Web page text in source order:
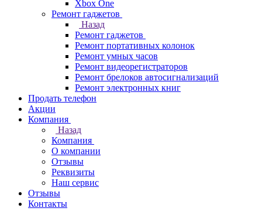
Xbox One
Ремонт гаджетов
Назад
Ремонт гаджетов
Ремонт портативных колонок
Ремонт умных часов
Ремонт видеорегистраторов
Ремонт брелоков автосигнализаций
Ремонт электронных книг
Продать телефон
Акции
Компания
Назад
Компания
О компании
Отзывы
Реквизиты
Наш сервис
Отзывы
Контакты